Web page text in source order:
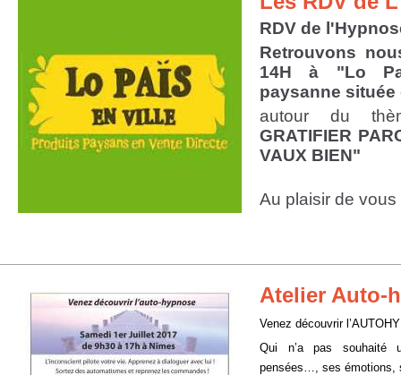
RDV de
Retrouvons
14H à "Lo
paysanne
autour du
GRATIFIER
VAUX BIEN"
Au plaisir de vous
Atelier Auto-
Venez découvrir
Qui n’a pas souhaité
pensées…, ses émotions,